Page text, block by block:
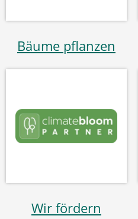
Bäume pflanzen
Wir fördern